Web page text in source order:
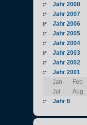
Jahr 2008
Jahr 2007
Jahr 2006
Jahr 2005
Jahr 2004
Jahr 2003
Jahr 2002
Jahr 2001
Jan
Feb
Jul
Aug
Jahr 0